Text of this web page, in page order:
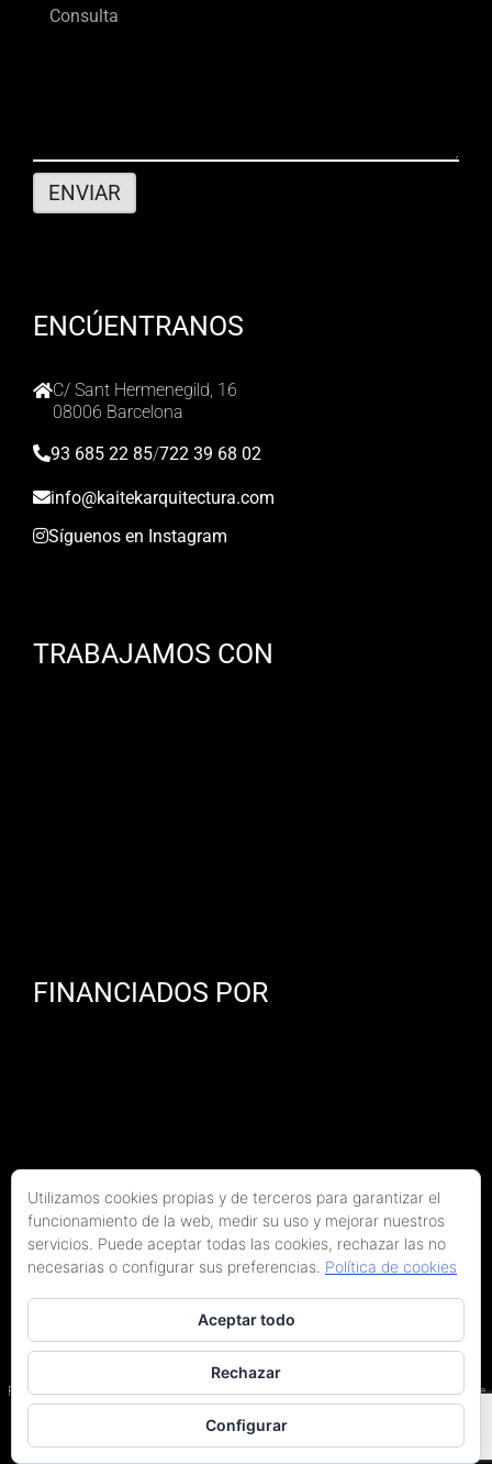
ENCÚENTRANOS
C/ Sant Hermenegild, 16
08006 Barcelona
93 685 22 85/722 39 68 02
info@kaitekarquitectura.com
Síguenos en Instagram
TRABAJAMOS CON
FINANCIADOS POR
Copyright 2026 Kaitek Servicios Tecnicos para la Construcción S.L.P. | Todos los
derechos reservados
Programa Kit Digital cofinanciado por los fondos Next Generation (EU) del Plan de
Recuperación, Transformación y Resiliencia.
Política de privacidad
Utilizamos cookies propias y de terceros para garantizar el
funcionamiento de la web, medir su uso y mejorar nuestros
servicios. Puede aceptar todas las cookies, rechazar las no
necesarias o configurar sus preferencias. Política de cookies
Aceptar todo
Rechazar
Configurar